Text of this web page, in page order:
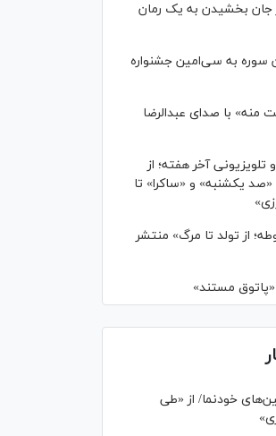
جان بخشیدن به یک رمان
سوره به سی‌امین جشنواره
منه» با صدای عبدالرضا
آخر هفته؛ از
یکشنبه» و «ساکرا» تا
از تولد تا مرگ» منتشر
خودنما/ از «طی